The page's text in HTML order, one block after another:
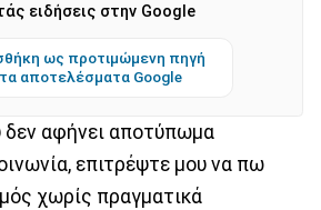
ειδήσεις στην Google
ως προτιμώμενη πηγή
αποτελέσματα Google
δεν αφήνει αποτύπωμα
επιτρέψτε μου να πω
χωρίς πραγματικά